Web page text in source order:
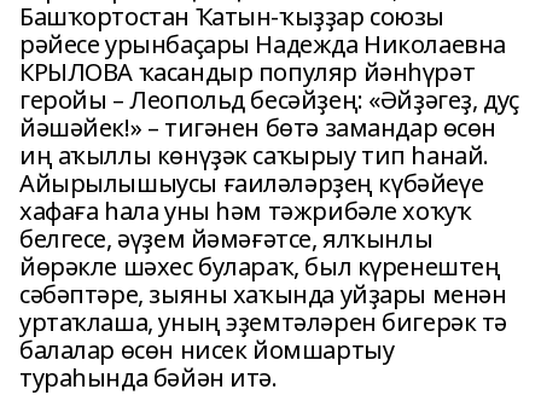
Башҡортостан Ҡатын-ҡыҙҙар союзы
рәйесе урынбаҫары Надежда Николаевна
КРЫЛОВА ҡасандыр популяр йәнһүрәт
геройы – Леопольд бесәйҙең: «Әйҙәгеҙ, дуҫ
йәшәйек!» – тигәнен бөтә замандар өсөн
иң аҡыллы көнүҙәк саҡырыу тип һанай.
Айырылышыусы ғаиләләрҙең күбәйеүе
хафаға һала уны һәм тәжрибәле хоҡуҡ
белгесе, әүҙем йәмәғәтсе, ялҡынлы
йөрәкле шәхес булараҡ, был күренештең
сәбәптәре, зыяны хаҡында уйҙары менән
уртаҡлаша, уның эҙемтәләрен бигерәк тә
балалар өсөн нисек йомшартыу
тураһында бәйән итә.